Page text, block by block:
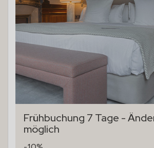
Frühbuchung 7 Tage -
möglich